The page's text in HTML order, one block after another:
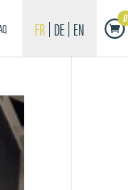
FR DE EN 0